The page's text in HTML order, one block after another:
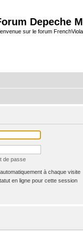
Depeche
sur le forum
de passe
à chaque visite
en ligne pour cette session